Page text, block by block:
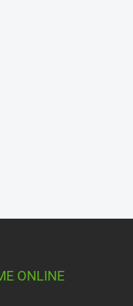
ONLINE